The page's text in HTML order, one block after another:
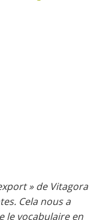
» de Vitagora
Cela nous a
le vocabulaire en